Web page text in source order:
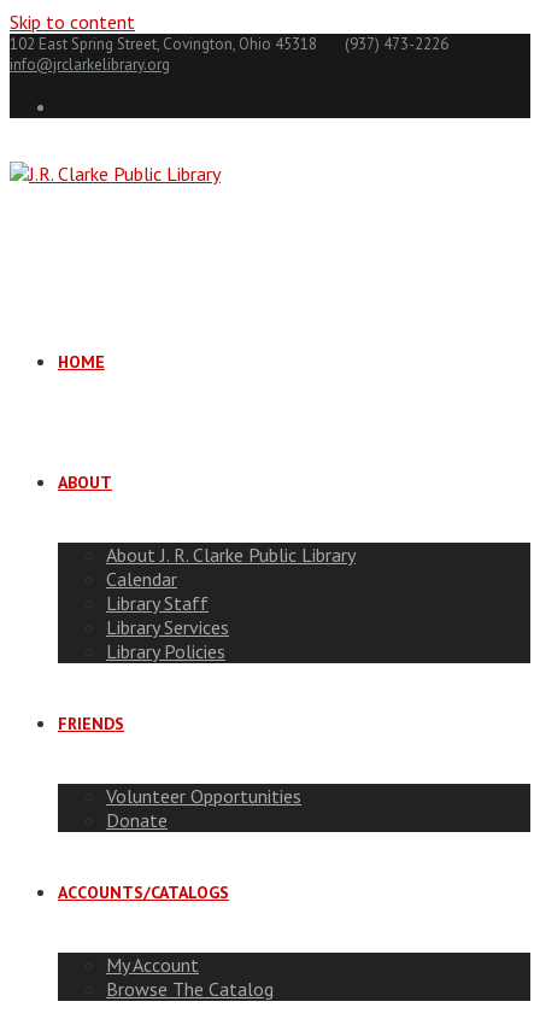
Skip to content
102 East Spring Street, Covington, Ohio 45318
(937) 473-2226
info@jrclarkelibrary.org
HOME
ABOUT
About J. R. Clarke Public Library
Calendar
Library Staff
Library Services
Library Policies
FRIENDS
Volunteer Opportunities
Donate
ACCOUNTS/CATALOGS
My Account
Browse The Catalog